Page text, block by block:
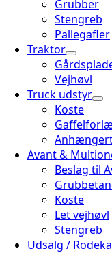
Grubber
Stengreb
Pallegafler
Traktor
Vejhøvl
Truck udstyr
Koste
Avant &
Beslag til
Koste
Let vejhøvl
Stengreb
Udsalg /